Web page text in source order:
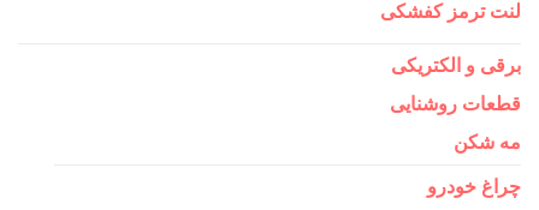
لنت ترمز کفشکی
برقی و الکتریکی
قطعات روشنایی
مه شکن
چراغ خودرو